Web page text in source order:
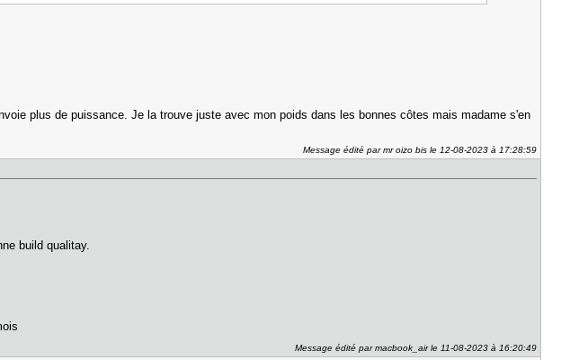
plus de puissance. Je la trouve juste avec mon poids dans les bonnes côtes mais madame s'en
Message édité par mr oizo bis le 12-08-2023 à 17:28:59
build qualitay.
Message édité par macbook_air le 11-08-2023 à 16:20:49